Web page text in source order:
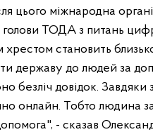
цього міжнародна
ТОДА з питань
становить
державу до людей за
безліч довідок. Завдяки
онлайн. Тобто людина
- сказав